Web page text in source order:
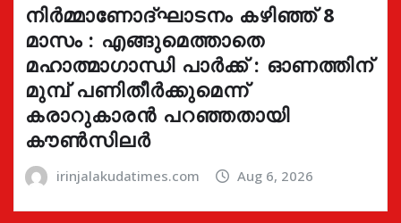
നിർമ്മാണോദ്ഘാടനം കഴിഞ്ഞ് 8
മാസം : എങ്ങുമെത്താതെ
മഹാത്മാഗാന്ധി പാർക്ക് : ഓണത്തിന്
മുമ്പ് പണിതീർക്കുമെന്ന്
കരാറുകാരൻ പറഞ്ഞതായി
കൗൺസിലർ
irinjalakudatimes.com Aug 6, 2026